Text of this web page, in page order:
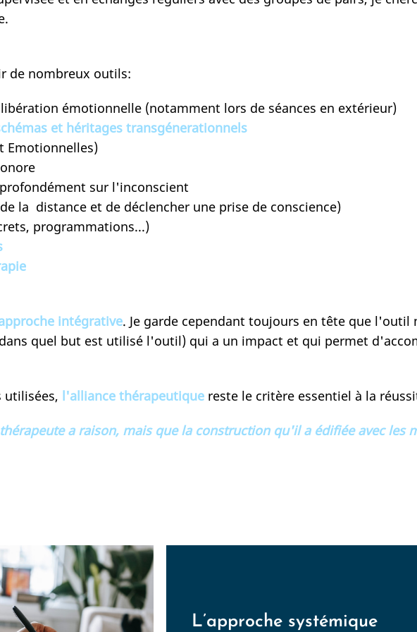
de nombreux outils:
libération émotionnelle (notamment lors de séances en extérieur)
et héritages transgénerationnels
Emotionnelles)
sonore
profondément sur l'inconscient
la distance et de déclencher une prise de conscience)
programmations...)
intégrative. Je garde cependant toujours en tête que
quel but est utilisé l'outil) qui a un impact et qui permet
utilisées, l'alliance thérapeutique reste le critère essentiel à la
a raison, mais que la construction qu'il a édifiée avec les
L’approche systémique